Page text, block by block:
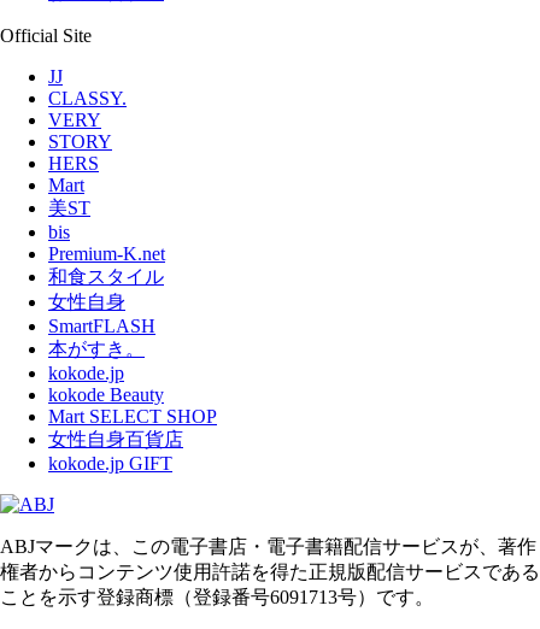
Official Site
JJ
CLASSY.
VERY
STORY
HERS
Mart
美ST
bis
Premium-K.net
和食スタイル
女性自身
SmartFLASH
本がすき。
kokode.jp
kokode Beauty
Mart SELECT SHOP
女性自身百貨店
kokode.jp GIFT
ABJマークは、この電子書店・電子書籍配信サービスが、著作
権者からコンテンツ使用許諾を得た正規版配信サービスである
ことを示す登録商標（登録番号6091713号）です。